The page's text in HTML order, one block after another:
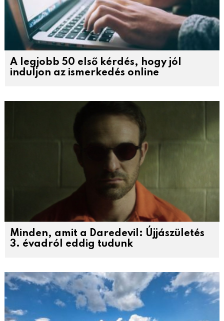
A legjobb 50 első kérdés, hogy jól
induljon az ismerkedés online
Minden, amit a Daredevil: Újjászületés
3. évadról eddig tudunk